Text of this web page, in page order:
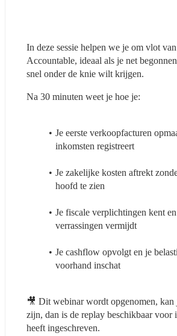
In deze sessie helpen we je om vlot
Accountable, ideaal als je net
snel onder de knie wilt krijgen.
Na 30 minuten weet je hoe je:
Je eerste verkoopfacturen
inkomsten registreert
Je zakelijke kosten aftrekt
hoofd te zien
Je fiscale verplichtingen kent
verrassingen vermijdt
Je cashflow opvolgt en je
voorhand inschat
🎥 Dit webinar wordt opgenomen, kan
zijn, dan is de replay beschikbaar voor
heeft ingeschreven.